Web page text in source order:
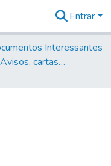
Entrar
Interessantes
Volume 16 - Avisos, cartas régias, regulamentos e ordens diversas (1679- 1761)